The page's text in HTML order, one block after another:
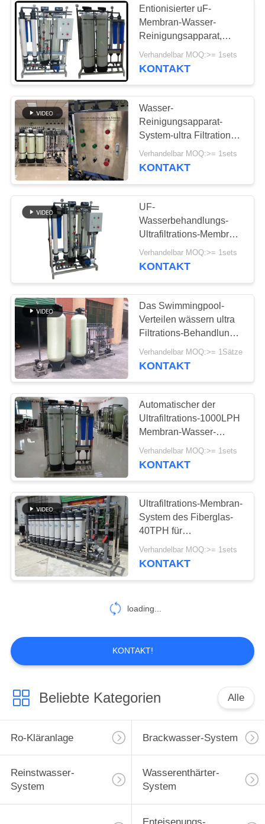
COMPANY
NEWS
SITEMAP
PRIVACY
POLICY
Entionisierter uF-
Membran-Wasser-
Reinigungsapparat,
Wasseraufbereitungs-
Systeme des Labor1t/h
Verhandelbar MOQ:>= 1sets
KONTAKT
Wasser-
Reinigungsapparat-
System-ultra Filtrations-
Membran-Wasser-Filter-
Maschine 2000LPH uF
Verhandelbar MOQ:>= 1sets
KONTAKT
UF-
Wasserbehandlungs-
Ultrafiltrations-Membran-
System-Mineralflaschen-
Trinkwasser-
Verhandelbar MOQ:>= 1sets
KONTAKT
Das Swimmingpool-
Verteilen wässern ultra
Filtrations-Behandlungs-
Ausrüstung uF-Membran
Verhandelbar MOQ:>= 1Sätze
KONTAKT
Automatischer der
Ultrafiltrations-1000LPH
Membran-Wasser-
Reinigungsapparat
Membran-des
Verhandelbar MOQ:>= 1sets
KONTAKT
Ultrafiltrations-Membran-
System des Fiberglas-
40TPH für
Frucht/Gemüsesaft
Verhandelbar MOQ:>= 1sets
KONTAKT
loading...
KONTAKT!
Beliebte Kategorien Alle
Ro-Kläranlage Brackwasser-System
Reinstwasser-
System
Wasserenthärter-
System